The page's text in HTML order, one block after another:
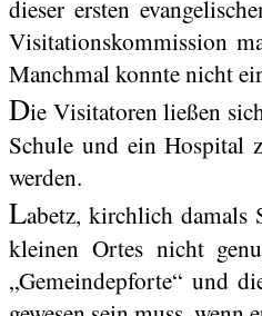
dieser ersten
Visitationskommission
Manchmal konnte nicht
Die Visitatorenließen
Schule und ein Hospital
werden.
Labetz, kirchlich damals
kleinen Ortes nicht
„Gemeindepforte“ und